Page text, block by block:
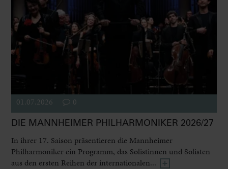
01.07.2026 0
DIE MANNHEIMER PHILHARMONIKER 2026/27
In ihrer 17. Saison präsentieren die Mannheimer
Philharmoniker ein Programm, das Solistinnen und Solisten
aus den ersten Reihen der internationalen...